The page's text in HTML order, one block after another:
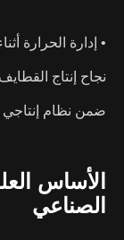
• إدارة الحرارة
نجاح إنتاج
ضمن نظام
الأساس
الصناعي